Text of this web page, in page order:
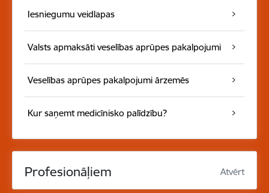
Iesniegumu veidlapas
Valsts apmaksāti veselības aprūpes pakalpojumi
Veselības aprūpes pakalpojumi ārzemēs
Kur saņemt medicīnisko palīdzību?
Profesionāļiem Atvērt